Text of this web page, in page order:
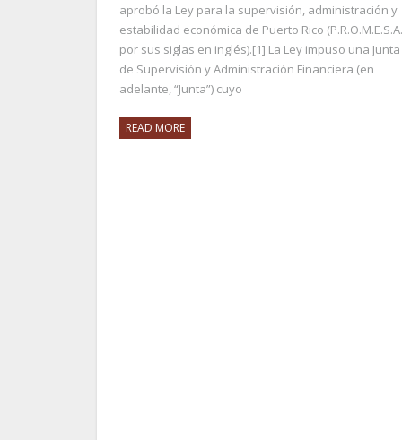
aprobó la Ley para la supervisión, administración y
estabilidad económica de Puerto Rico
por sus siglas en inglés).[1] La Ley impuso una Junta
de Supervisión y Administración Financiera (en
adelante, “Junta”) cuyo
READ MORE